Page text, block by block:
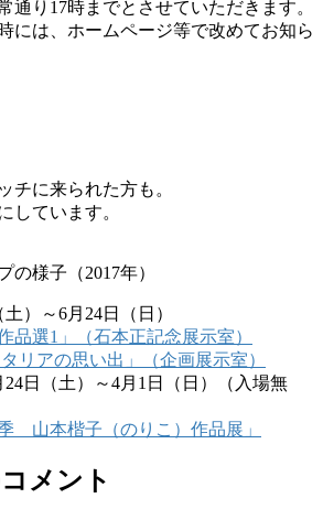
り17時までとさせていただきます。
には、ホームページ等で改めてお知ら
チに来られた方も。
しています。
の様子（2017年）
）～6月24日（日）
品選1」（石本正記念展示室）
リアの思い出」（企画展示室）
24日（土）～4月1日（日）（入場無
山本楷子（のりこ）作品展」
メント